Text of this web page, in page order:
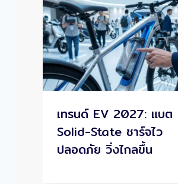
เทรนด์ EV 2027: แบต
Solid-State ชาร์จไว
ปลอดภัย วิ่งไกลขึ้น